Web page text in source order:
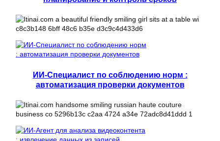
ИИ-Специалист по соблюдению норм :
автоматизация проверки документов